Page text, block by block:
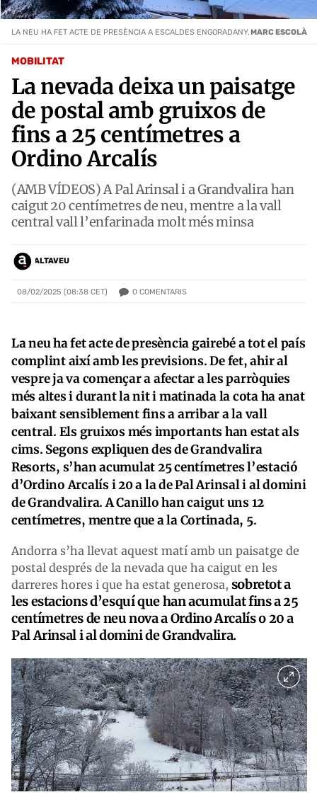
MOBILITAT
La nevada deixa un paisatge
de postal amb gruixos de
fins a 25 centímetres a
Ordino Arcalís
(AMB VÍDEOS) A Pal Arinsal i a Grandvalira han
caigut 20 centímetres de neu, mentre a la vall
central vall l’enfarinada molt més minsa
ALTAVEU
08/02/2025 (08:38 CET) 0 COMENTARIS
LA NEU HA FET ACTE DE PRESÈNCIA A ESCALDES ENGORADANY.MARC ESCOLÀ
La neu ha fet acte de presència gairebé a tot el país
complint així amb les previsions. De fet, ahir al
vespre ja va començar a afectar a les parròquies
més altes i durant la nit i matinada la cota ha anat
baixant sensiblement fins a arribar a la vall
central. Els gruixos més importants han estat als
cims. Segons expliquen des de Grandvalira
Resorts, s’han acumulat 25 centímetres l’estació
d’Ordino Arcalís i 20 a la de Pal Arinsal i al domini
de Grandvalira. A Canillo han caigut uns 12
centímetres, mentre que a la Cortinada, 5.
Andorra s’ha llevat aquest matí amb un paisatge de
postal després de la nevada que ha caigut en les
darreres hores i que ha estat generosa, sobretot a
les estacions d’esquí que han acumulat fins a 25
centímetres de neu nova a Ordino Arcalís o 20 a
Pal Arinsal i al domini de Grandvalira.